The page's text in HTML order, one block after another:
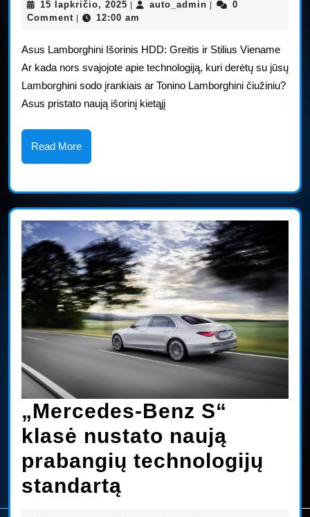
išorinis
kietasis
diskas
leidžia
greitai
išsaugoti
failus
15 lapkričio, 2025 15
lapkričio,
auto_admin auto_admin
0
Comment
12:00 am
Asus Lamborghini Išorinis HDD: Greitis ir Stilius Viename
Ar kada nors svajojote apie technologiją, kuri derėtų su jūsų
Lamborghini sodo įrankiais ar Tonino Lamborghini čiužiniu?
Asus pristato naują išorinį kietąjį
Read MoreRead
More
„Mercedes-Benz S“
klasė nustato naują
prabangių technologijų
standartą